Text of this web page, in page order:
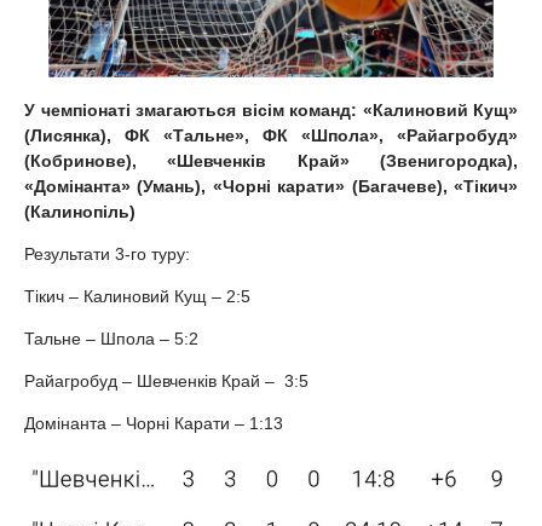
У чемпіонаті змагаються вісім команд: «Калиновий Кущ»
(Лисянка), ФК «Тальне», ФК «Шпола», «Райагробуд»
(Кобринове), «Шевченків Край» (Звенигородка),
«Домінанта» (Умань), «Чорні карати» (Багачеве), «Тікич»
(Калинопіль)
Результати 3-го туру:
Тікич – Калиновий Кущ – 2:5
Тальне – Шпола – 5:2
Райагробуд – Шевченків Край – 3:5
Домінанта – Чорні Карати – 1:13